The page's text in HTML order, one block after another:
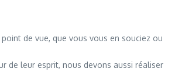
de vue, que vous vous en souciez ou
de leur esprit, nous devons aussi réaliser